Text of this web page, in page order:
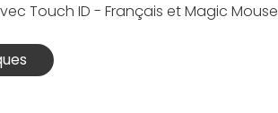
Touch ID - Français et Magic Mouse